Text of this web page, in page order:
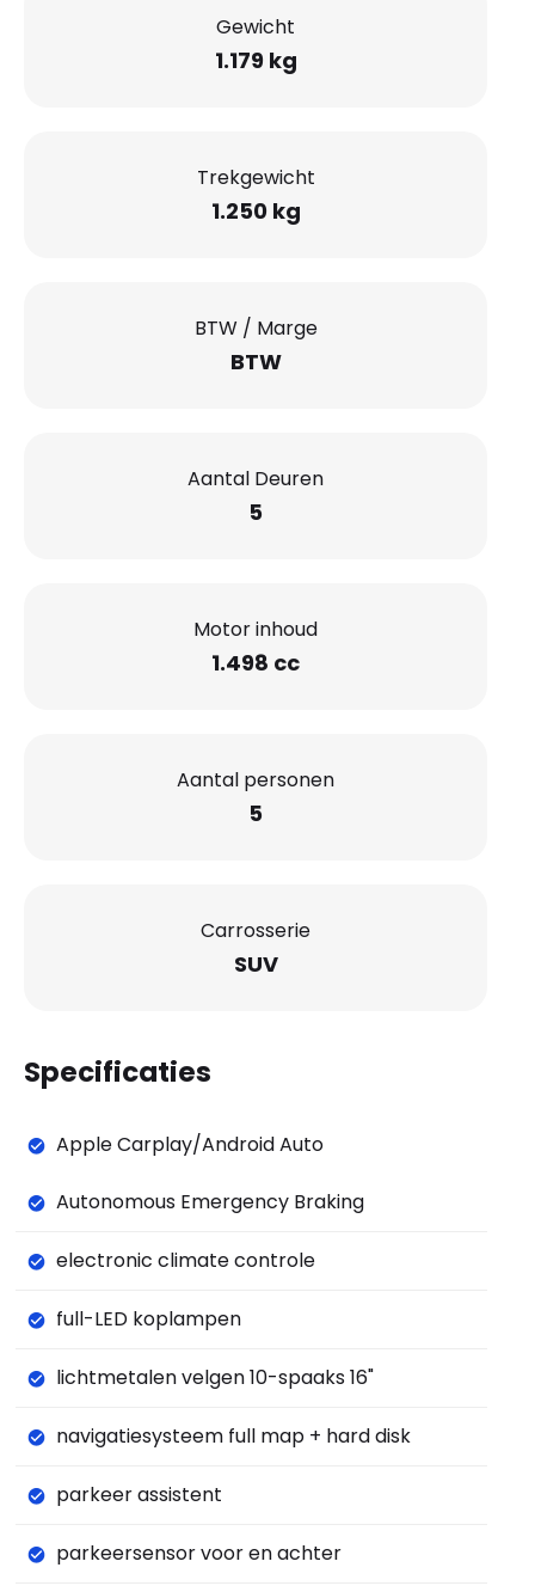
Gewicht
1.179 kg
Trekgewicht
1.250 kg
BTW / Marge
BTW
Aantal Deuren
5
Motor inhoud
1.498 cc
Aantal personen
5
Carrosserie
SUV
Specificaties
Apple Carplay/Android Auto
Autonomous Emergency Braking
electronic climate controle
full-LED koplampen
lichtmetalen velgen 10-spaaks 16"
navigatiesysteem full map + hard disk
parkeer assistent
parkeersensor voor en achter